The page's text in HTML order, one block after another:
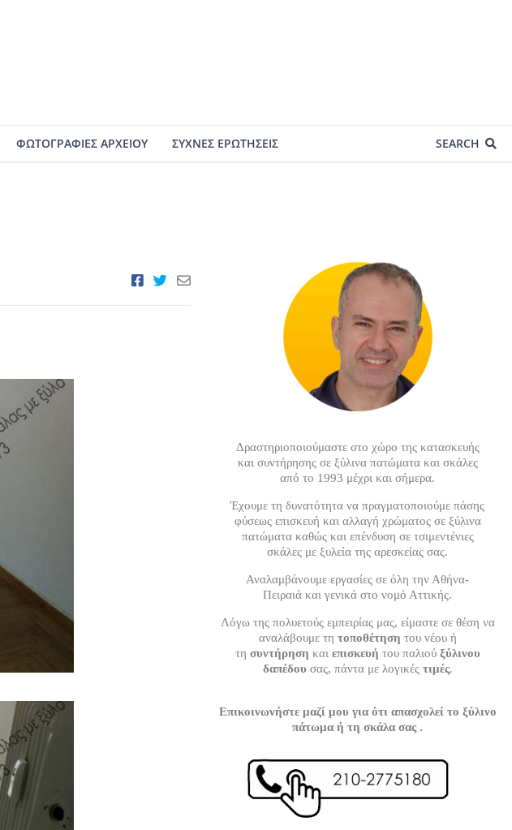
ΦΩΤΟΓΡΑΦΙΕΣ ΑΡΧΕΙΟΥ ΣΥΧΝΕΣ ΕΡΩΤΗΣΕΙΣ SEARCH
Δραστηριοποιούμαστε στο χώρο της κατασκευής
και συντήρησης σε ξύλινα πατώματα και σκάλες
από το 1993 μέχρι και σήμερα.
Έχουμε τη δυνατότητα να πραγματοποιούμε πάσης
φύσεως επισκευή και αλλαγή χρώματος σε ξύλινα
πατώματα καθώς και επένδυση σε τσιμεντένιες
σκάλες με ξυλεία της αρεσκείας σας.
Αναλαμβάνουμε εργασίες σε όλη την Αθήνα-
Πειραιά και γενικά στο νομό Αττικής.
Λόγω της πολυετούς εμπειρίας μας, είμαστε σε θέση να
αναλάβουμε τη τοποθέτηση του νέου ή
τη συντήρηση και επισκευή του παλιού ξύλινου
δαπέδουσας, πάντα με λογικές τιμές.
Επικοινωνήστε μαζί μου για ότι απασχολεί το ξύλινο
πάτωμα ή τη σκάλα σας .